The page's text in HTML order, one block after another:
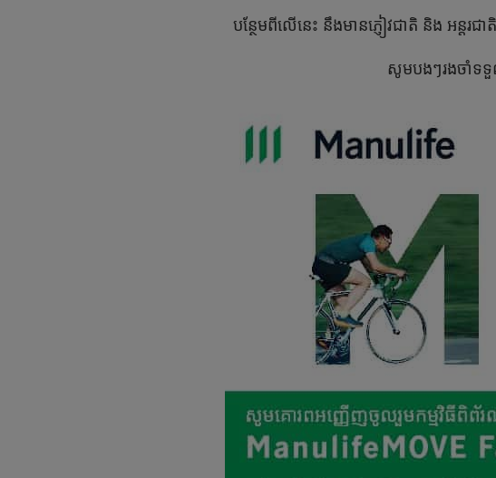
បន្ថែមពីលើនេះ នឹងមានភ្ញៀវជាតិ​ និង​ អន្តរជ
សូមបងៗរងចាំទទួ